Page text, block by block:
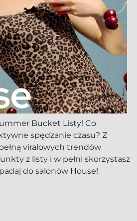
Bucket Listy! Co
spędzanie czasu? Z
viralowych trendów
z listy i w pełni skorzystasz
do salonów House!